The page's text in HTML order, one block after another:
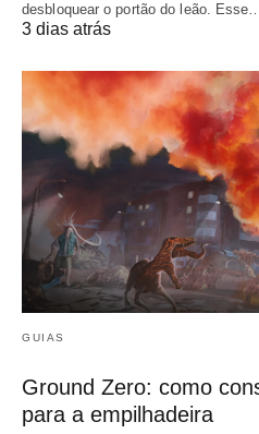
desbloquear o portão do leão.
3 dias atrás
GUIAS
Ground Zero: como
para a empilhadeira